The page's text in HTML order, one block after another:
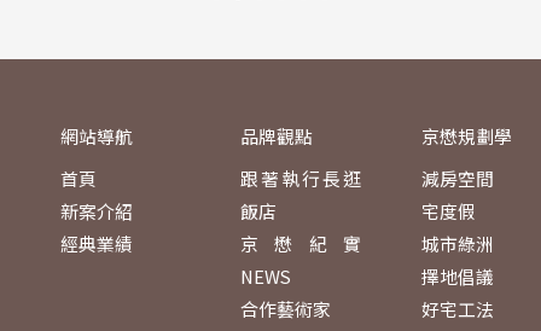
網站導航
首頁
新案介紹
經典業績
品牌觀點
跟著執行長逛
飯店
京懋紀實
NEWS
合作藝術家
京懋規劃學
減房空間
宅度假
城市綠洲
擇地倡議
好宅工法